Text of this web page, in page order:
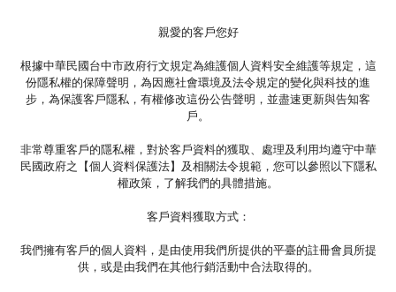
親愛的客戶您好
根據中華民國台中市政府行文規定為維護個人資料安全維護等規定，這
份隱私權的保障聲明，為因應社會環境及法令規定的變化與科技的進
步，為保護客戶隱私，有權修改這份公告聲明，並盡速更新與告知客
戶。
非常尊重客戶的隱私權，對於客戶資料的獲取、處理及利用均遵守中華
民國政府之【個人資料保護法】及相關法令規範，您可以參照以下隱私
權政策，了解我們的具體措施。
客戶資料獲取方式：
我們擁有客戶的個人資料，是由使用我們所提供的平臺的註冊會員所提
供，或是由我們在其他行銷活動中合法取得的。